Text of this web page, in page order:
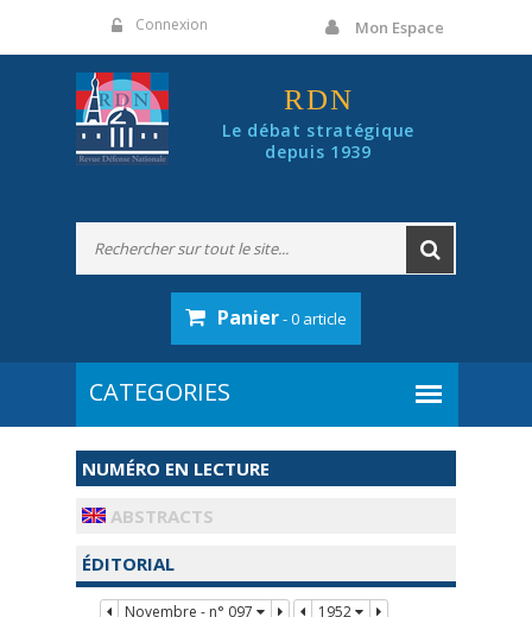
Connexion Mon Espace
RDN
Le débat stratégique
depuis 1939
Panier- 0 article
NUMÉRO EN LECTURE
ABSTRACTS
ÉDITORIAL
Novembre - n° 097 1952